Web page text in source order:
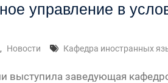
управление в
, Новости Кафедра иностранных
выступила заведующая